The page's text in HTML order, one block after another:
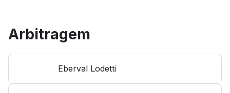
Arbitragem
Eberval Lodetti